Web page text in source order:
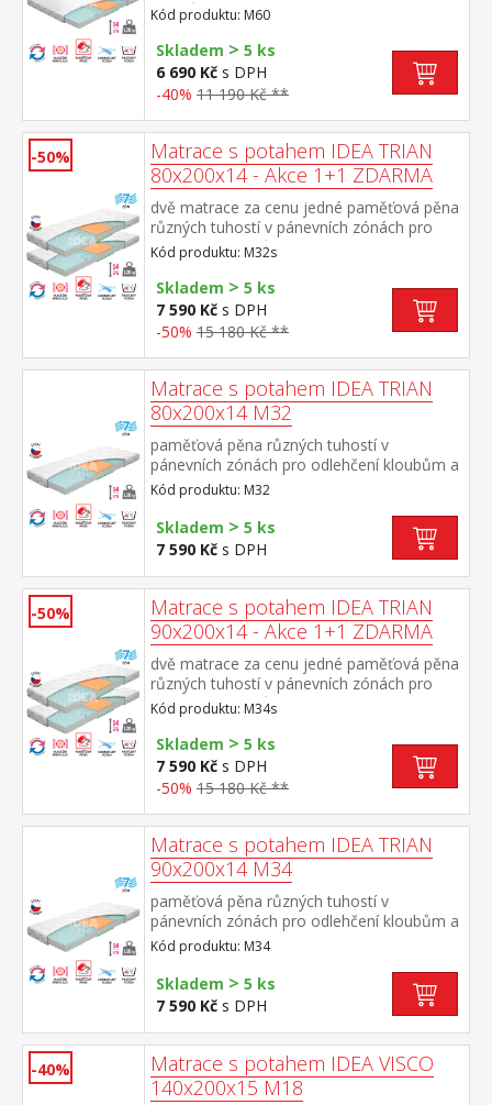
kloubům a celému pohybovému aparátu
7zónová anatomická masážní profilace –
velice jemná masáž v průběhu spánku
matrace s Visco systémem rozdílné tuhosti
stran vhodná pro všechny typy roštů potah
nosnost do120 kg
Kód produktu: M60
Skladem > 5 ks
6 690 Kč s DPH
-40% 11 190 Kč **
-50%
Matrace s potahem IDEA TRIAN
80x200x14 - Akce 1+1 ZDARMA
dvě matrace za cenu jedné paměťová pěna
různých tuhostí v pánevních zónách pro
odlehčení kloubům a celému pohybovému
aparátu 7zónová anatomická masážní
profilace přináší velmi jemnou masáž v
průběhu spánku matrace s Visco pěnou a
systémem rozdílné tuhosti stran vhodná
pratelný do 40 °C doporučená nosnost do
120 kg
Kód produktu: M32s
Skladem > 5 ks
7 590 Kč s DPH
-50% 15 180 Kč **
Matrace s potahem IDEA TRIAN
80x200x14 M32
paměťová pěna různých tuhostí v
pánevních zónách pro odlehčení kloubům a
celému pohybovému aparátu 7zónová
anatomická masážní profilace přináší velmi
jemnou masáž v průběhu spánku matrace s
Visco pěnou a systémem rozdílné tuhosti
stran vhodná pro všechny typy roštů potah
snímatelný a pratelný do 40 °C doporučená
nosnost do 120 kg
Kód produktu: M32
Skladem > 5 ks
7 590 Kč s DPH
-50%
Matrace s potahem IDEA TRIAN
90x200x14 - Akce 1+1 ZDARMA
dvě matrace za cenu jedné paměťová pěna
různých tuhostí v pánevních zónách pro
odlehčení kloubům a celému pohybovému
aparátu 7zónová anatomická masážní
profilace přináší velmi jemnou masáž v
průběhu spánku matrace s Visco pěnou a
systémem rozdílné tuhosti stran vhodná
pratelný do 40 °C doporučená nosnost do
120 kg
Kód produktu: M34s
Skladem > 5 ks
7 590 Kč s DPH
-50% 15 180 Kč **
Matrace s potahem IDEA TRIAN
90x200x14 M34
paměťová pěna různých tuhostí v
pánevních zónách pro odlehčení kloubům a
celému pohybovému aparátu 7zónová
anatomická masážní profilace přináší velmi
jemnou masáž v průběhu spánku matrace s
Visco pěnou a systémem rozdílné tuhosti
stran vhodná pro všechny typy roštů potah
snímatelný a pratelný do 40 °C doporučená
nosnost do 120 kg
Kód produktu: M34
Skladem > 5 ks
7 590 Kč s DPH
-40%
Matrace s potahem IDEA VISCO
140x200x15 M18